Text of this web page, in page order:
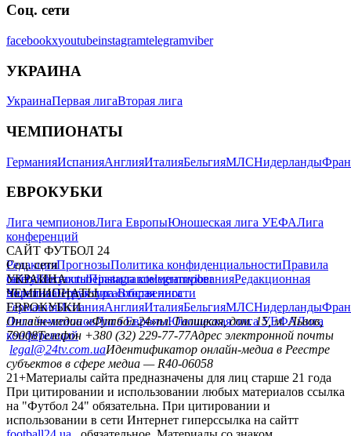
Соц. сети
facebookxyoutubeinstagramtelegramviber
УКРАИНА
УкраинаПервая лигаВторая лига
ЧЕМПИОНАТЫ
ГерманияИспанияАнглияИталияБельгияМЛСНидерланды
ЕВРОКУБКИ
Лига чемпионовЛига ЕвропыЮношеская лига УЕФАЛига
конференций
САЙТ ФУТБОЛ 24
РедакцияПрогнозыПолитика конфиденциальностиПравила
сайтуКонтактыПравила комментированияРедакционная
политикаСтруктура собственности
Соц. сети
facebookxyoutubeinstagramtelegramviber
УКРАИНА
УкраинаПервая лигаВторая лига
ЧЕМПИОНАТЫ
ГерманияИспанияАнглияИталияБельгияМЛСНидерланды
ЕВРОКУБКИ
Лига чемпионовЛига ЕвропыЮношеская лига УЕФАЛига
конференций
Онлайн-медиа «Футбол 24»пл. Галицкая, дом. 15, м. Львов,
79008Телефон +380 (32) 229-77-77Адрес электронной почты
legal@24tv.com.uaИдентификатор онлайн-медиа в Реестре
субъектов в сфере медиа — R40-06058
21+Материалы сайта предназначены для лиц старше 21 года
При цитировании и использовании любых материалов ссылка
на "Футбол 24" обязательна. При цитировании и
использовании в сети Интернет гиперссылка на сайтт